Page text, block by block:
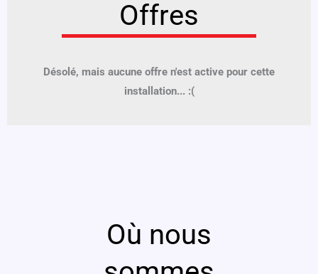
Offres
Désolé, mais aucune offre n'est active pour cette
installation... :(
Où nous